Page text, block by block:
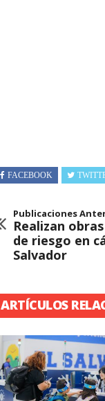
FACEBOOK
Publicaciones
Realizan
de riesgo en
Salvador
ARTÍCULOS